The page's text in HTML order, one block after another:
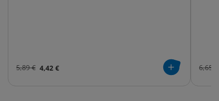
5,89 € 4,42 € 6,65 €